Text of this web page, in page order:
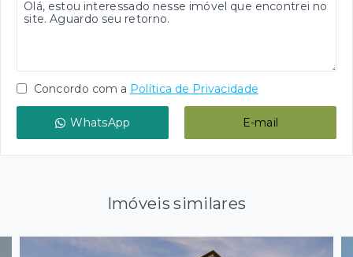
Concordo com a Política de Privacidade
WhatsApp E-mail
Imóveis similares